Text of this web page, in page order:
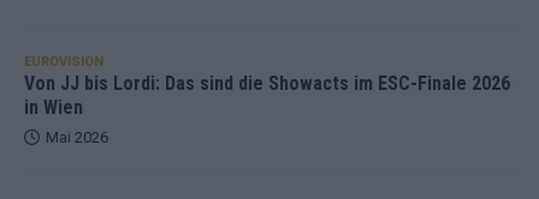
EUROVISION
Von JJ bis Lordi: Das sind die Showacts im ESC-Finale 2026
in Wien
Mai 2026